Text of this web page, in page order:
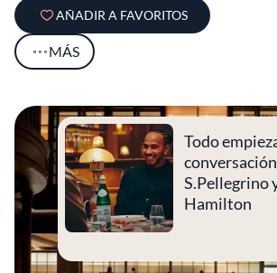
AÑADIR A FAVORITOS
MÁS
Todo
S.Pellegrino
Hamilton